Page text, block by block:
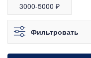
3000-5000 ₽
Фильтровать